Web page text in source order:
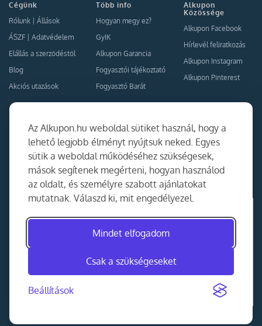
Az Alkupon.hu weboldal sütiket használ, hogy a
lehető legjobb élményt nyújtsuk neked. Egyes
sütik a weboldal működéséhez szükségesek,
mások segítenek megérteni, hogyan használod
az oldalt, és személyre szabott ajánlatokat
mutatnak. Válaszd ki, mit engedélyezel.
Mindet elfogadom
Csak a szükségeseket
Beállítások
Cégünk
Rólunk
Állások
ÁSZF
Adatvédelem
Elállás a szerződéstől
Blog
Akciós utazások
Több info
Hogyan megy ez?
GyIK
Alkupon Garancia
Fogyasztói tájékoztató
Fogyasztó Barát
Alkupon
Közössége
Alkupon Facebook
Hírlevél feliratkozás
Alkupon Instagram
Alkupon Pinterest
Együttműködés
Kapcsolat
Ajánlj nekünk!
Partner Belépés